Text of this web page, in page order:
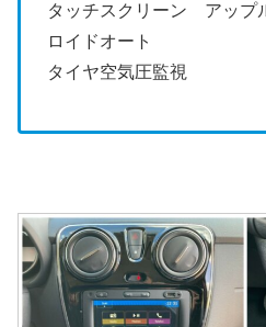
タッチスクリーン アップ
ロイドオート
タイヤ空気圧監視